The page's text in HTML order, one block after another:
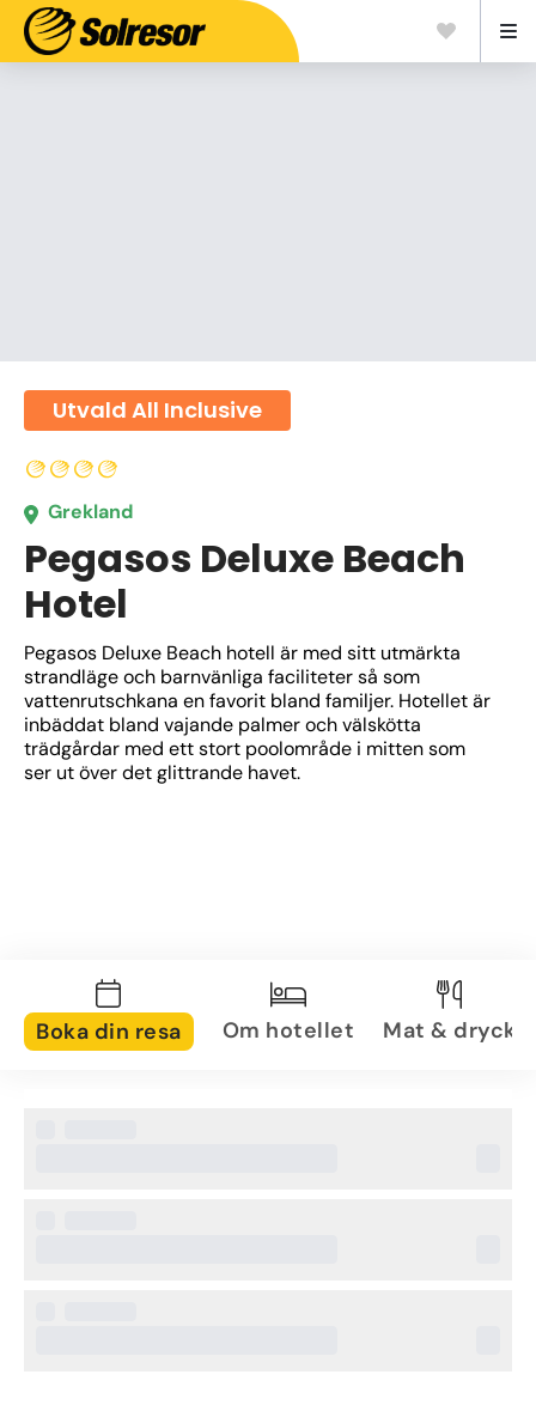
Utvald All Inclusive
Grekland
Pegasos Deluxe Beach
Hotel
Pegasos Deluxe Beach hotell är med sitt utmärkta
strandläge och barnvänliga faciliteter så som
vattenrutschkana en favorit bland familjer. Hotellet är
inbäddat bland vajande palmer och välskötta
trädgårdar med ett stort poolområde i mitten som
ser ut över det glittrande havet.
Boka din resa Om hotellet Mat & dryck